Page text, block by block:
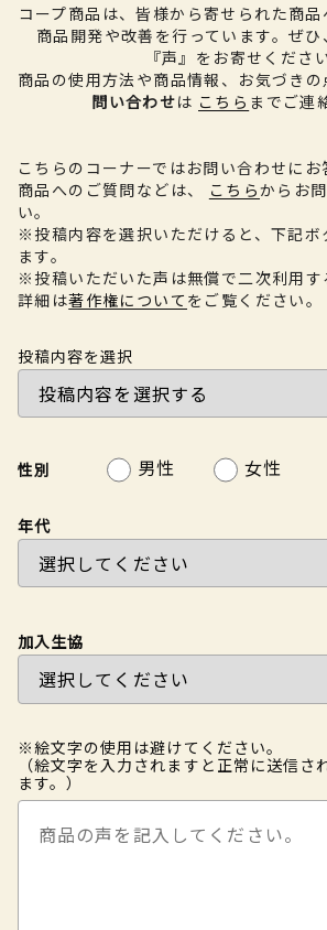
コープ商品は、皆様から寄せられた商
商品開発や改善を行っています。 ぜひ
『声』をお寄せください
商品の使用方法や商品情報、お気づき
問い合わせは こちら までご連
こちらのコーナーではお問い合わせにお
商品へのご質問などは、
こちらからお
い。
※投稿内容を選択いただけると、下記ボ
ます。
※投稿いただいた声は無償で二次利用す
詳細は著作権について をご覧ください。
投稿内容を選択
性別 男性 女性
年代
加入生協
※絵文字の使用は避けてください。
（絵文字を入力されますと正常に送信さ
ます。）